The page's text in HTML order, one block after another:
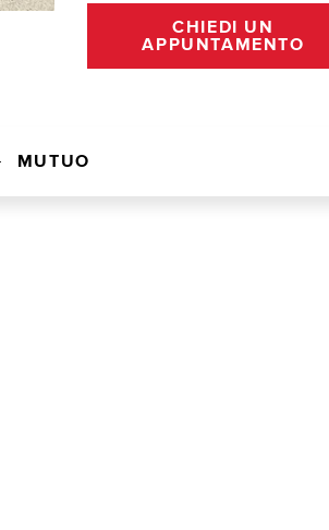
CHIEDI UN
APPUNTAMENTO
MUTUO